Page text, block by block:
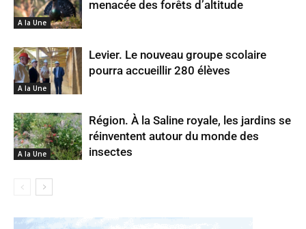
A la Une
menacée des forêts d’altitude
A la Une
Levier. Le nouveau groupe scolaire
pourra accueillir 280 élèves
A la Une
Région. À la Saline royale, les jardins se
réinventent autour du monde des
insectes